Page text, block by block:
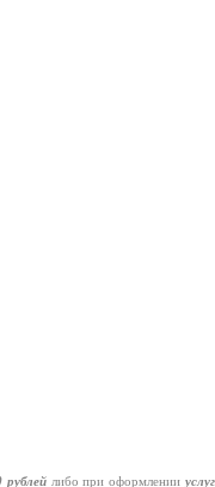
рублей либо при оформлении